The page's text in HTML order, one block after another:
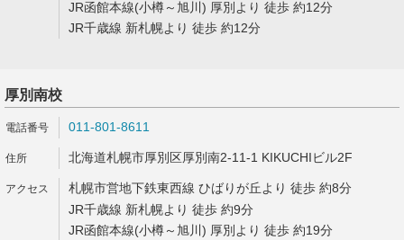
JR函館本線(小樽～旭川) 厚別より 徒歩 約12分
JR千歳線 新札幌より 徒歩 約12分
厚別南校
011-801-8611
北海道札幌市厚別区厚別南2-11-1 KIKUCHIビル2F
札幌市営地下鉄東西線 ひばりが丘より 徒歩 約8分
JR千歳線 新札幌より 徒歩 約9分
JR函館本線(小樽～旭川) 厚別より 徒歩 約19分